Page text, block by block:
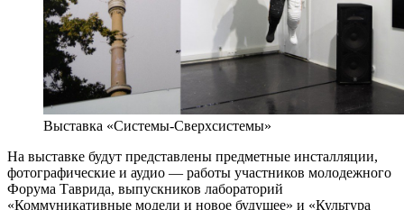
Выставка «Системы-Сверхсистемы»
На выставке будут представлены предметные инсталляции,
фотографические и аудио — работы участников молодежного
Форума Таврида, выпускников лабораторий
«Коммуникативные модели и новое будущее» и «Культура